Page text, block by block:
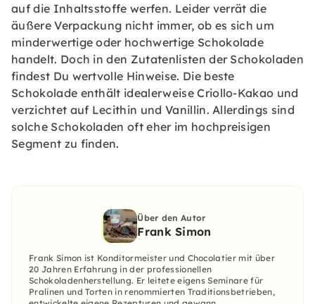
auf die Inhaltsstoffe werfen. Leider verrät die
äußere Verpackung nicht immer, ob es sich um
minderwertige oder hochwertige Schokolade
handelt. Doch in den Zutatenlisten der Schokoladen
findest Du wertvolle Hinweise. Die beste
Schokolade enthält idealerweise Criollo-Kakao und
verzichtet auf Lecithin und Vanillin. Allerdings sind
solche Schokoladen oft eher im hochpreisigen
Segment zu finden.
Über den Autor
Frank Simon
Frank Simon ist Konditormeister und Chocolatier mit über
20 Jahren Erfahrung in der professionellen
Schokoladenherstellung. Er leitete eigens Seminare für
Pralinen und Torten in renommierten Traditionsbetrieben,